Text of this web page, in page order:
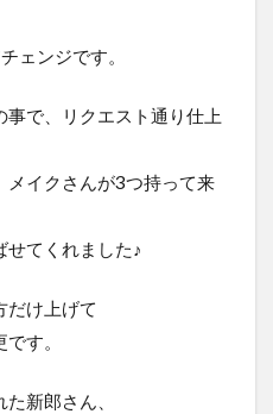
ェンジです。
で、リクエスト通り仕上
メイクさんが3つ持って来
せてくれました♪
だけ上げて
す。
新郎さん、